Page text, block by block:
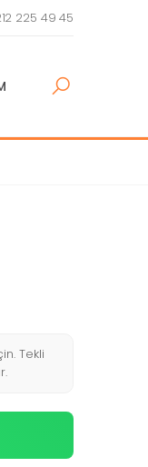
225 49 45
Tekli